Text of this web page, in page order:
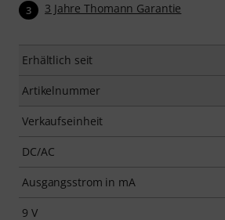
3 3 Jahre Thomann Garantie
Erhältlich seit
Artikelnummer
Verkaufseinheit
DC/AC
Ausgangsstrom in mA
9 V